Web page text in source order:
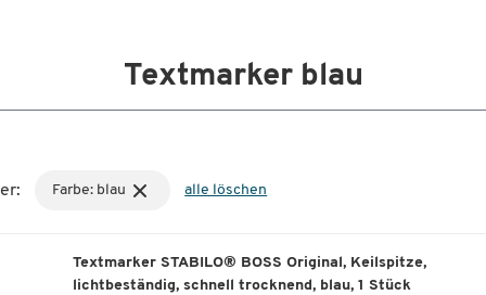
Textmarker blau
Farbe: blau alle löschen
Textmarker STABILO® BOSS Original, Keilspitze,
lichtbeständig, schnell trocknend, blau, 1 Stück